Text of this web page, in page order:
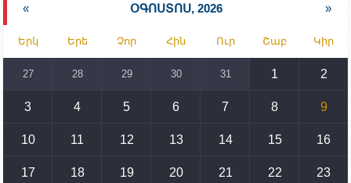
Իրանը կողմ է տարածաշրջանի համար շահավետ
տրանսպորտային հաղորդակցությունների
զարգացմանը, սակայն ոչ՝ միջազգային
սահմանների փոփոխությանը
15:10 02.10.2023
սպառնալիքները կասեցնելու համար. իսպանացի
պատգամավորը Գորիսում է
14:54 02.10.2023
« ՕԳՈՍՏՈՍ, 2026 »
Երկ Երե Չոր Հին Ուր Շաբ Կիր
27 28 29 30 31 1 2
3 4 5 6 7 8 9
10 11 12 13 14 15 16
17 18 19 20 21 22 23